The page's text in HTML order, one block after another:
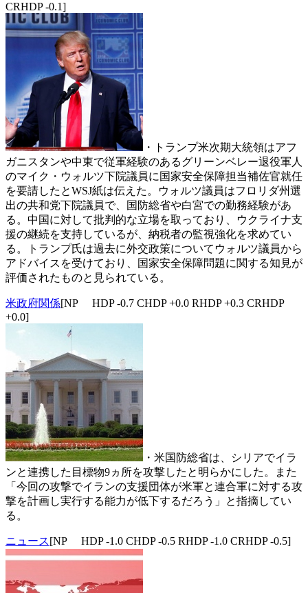
CRHDP -0.1]
・トランプ米次期大統領はアフ
ガニスタンや中東で従軍経験のあるグリーンベレー退役軍人
のマイク・ウォルツ下院議員に国家安全保障担当補佐官就任
を要請したとWSJ紙は伝えた。ウォルツ議員はフロリダ州選
出の共和党下院議員で、国防総省や白宮での勤務経験があ
る。中国に対して批判的な立場を取っており、ウクライナ支
援の継続を支持しているが、納税者の監視強化を求めてい
る。トランプ氏は過去に外交政策についてウォルツ議員から
アドバイスを受けており、国家安全保障問題に関する知見が
評価されたものと見られている。
米政府関係[NP HDP -0.7 CHDP +0.0 RHDP +0.3 CRHDP
+0.0]
・米国防総省は、シリアでイラ
ンと連携した目標物9ヵ所を攻撃したと明らかにした。また
「今回の攻撃でイランの支援団体が米軍と連合軍に対する攻
撃を計画し実行する能力が低下するだろう」と指摘してい
る。
ニュース[NP HDP -1.0 CHDP -0.5 RHDP -1.0 CRHDP -0.5]